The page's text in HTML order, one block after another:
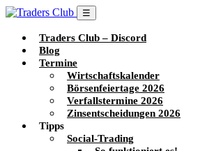
☰
Traders Club – Discord
Blog
Termine
Wirtschaftskalender
Börsenfeiertage 2026
Verfallstermine 2026
Zinsentscheidungen 2026
Tipps
Social-Trading